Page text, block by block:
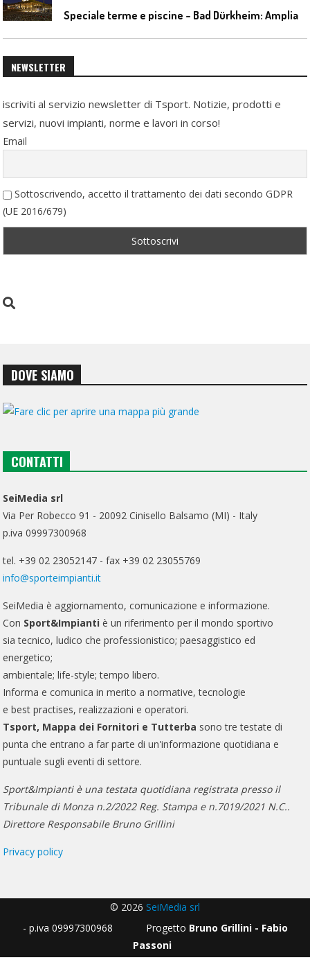
NEWSLETTER
iscriviti al servizio newsletter di Tsport. Notizie, prodotti e
servizi, nuovi impianti, norme e lavori in corso!
Email
Sottoscrivendo, accetto il trattamento dei dati secondo GDPR
(UE 2016/679)
DOVE SIAMO
CONTATTI
SeiMedia srl
Via Per Robecco 91 - 20092 Cinisello Balsamo (MI) - Italy
p.iva 09997300968
tel. +39 02 23052147 - fax +39 02 23055769
info@sporteimpianti.it
SeiMedia è aggiornamento, comunicazione e informazione.
Con Sport&Impianti è un riferimento per il mondo sportivo
sia tecnico, ludico che professionistico; paesaggistico ed
energetico;
ambientale; life-style; tempo libero.
Informa e comunica in merito a normative, tecnologie
e best practises, realizzazioni e operatori.
Tsport, Mappa dei Fornitori e Tutterba sono tre testate di
punta che entrano a far parte di un'informazione quotidiana e
puntuale sugli eventi di settore.
Sport&Impianti è una testata quotidiana registrata presso il
Tribunale di Monza n.2/2022 Reg. Stampa e n.7019/2021 N.C..
Direttore Responsabile Bruno Grillini
Privacy policy
© 2026 SeiMedia srl
- p.iva 09997300968 Progetto Bruno Grillini - Fabio
Passoni